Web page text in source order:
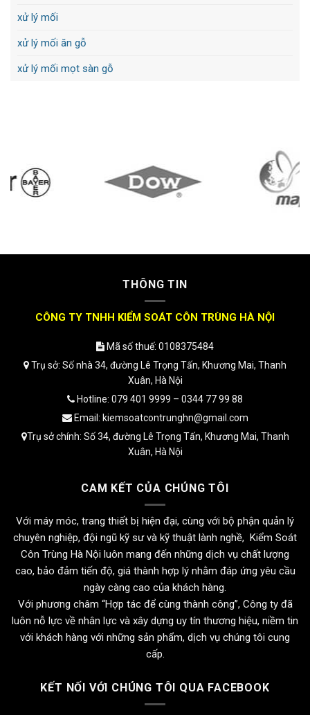
xử lý mối
xử lý mối ăn gỗ
xử lý mối mọt sàn gỗ
THÔNG TIN
CÔNG TY TNHH KIỂM SOÁT CÔN TRÙNG HÀ NỘI
Mã số thuế: 0108375484
Trụ sở: Số nhà 34, đường Lê Trọng Tấn, Khương Mai, Thanh
Xuân, Hà Nội
Hotline: 079 401 9999 – 0344 77 99 88
Email: kiemsoatcontrunghn@gmail.com
Trụ sở chính: Số 34, đường Lê Trọng Tấn, Khương Mai, Thanh
Xuân, Hà Nội
CAM KẾT CỦA CHÚNG TÔI
Với máy móc, trang thiết bị hiện đại, cùng với bộ phận quản lý
chuyên nghiệp, đội ngũ kỹ sư và kỹ thuật lành nghề, Kiểm Soát
Côn Trùng Hà Nội luôn mang đến những dịch vụ chất lượng
cao, bảo đảm tiến độ, giá thành hợp lý nhằm đáp ứng yêu cầu
ngày càng cao của khách hàng.
Với phương châm “Hợp tác để cùng thành công”, Công ty đã
luôn nỗ lực về nhân lực và xây dựng uy tín thương hiệu, niềm tin
với khách hàng với những sản phẩm, dịch vụ chúng tôi cung
cấp.
KẾT NỐI VỚI CHÚNG TÔI QUA FACEBOOK